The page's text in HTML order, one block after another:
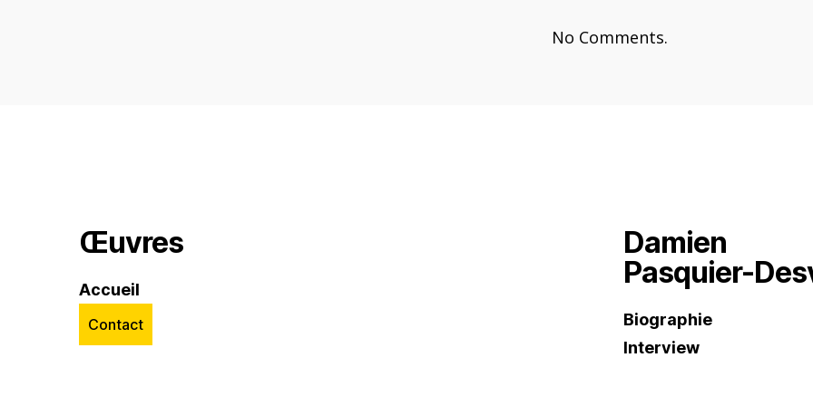
No Comments.
Œuvres
Accueil
Contact
Damien
Pasquier-
Biographie
Interview